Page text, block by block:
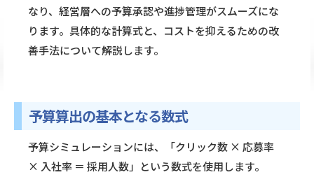
なり、経営層への予算承認や進捗管理がスムーズにな
ります。具体的な計算式と、コストを抑えるための改
善手法について解説します。
予算算出の基本となる数式
予算シミュレーションには、「クリック数 × 応募率
× 入社率 ＝ 採用人数」という数式を使用します。